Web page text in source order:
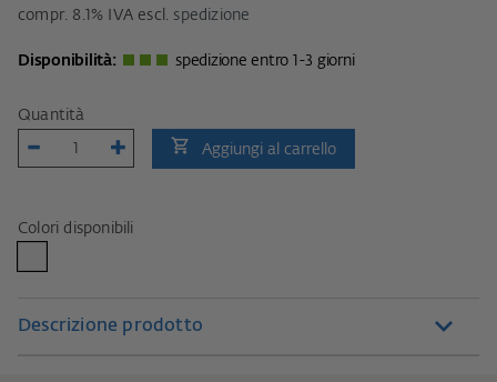
compr. 8.1 % IVA escl. spedizione
Disponibilità: spedizione entro 1-3 giorni
Quantità
Aggiungi al carrello
Colori disponibili
Descrizione prodotto